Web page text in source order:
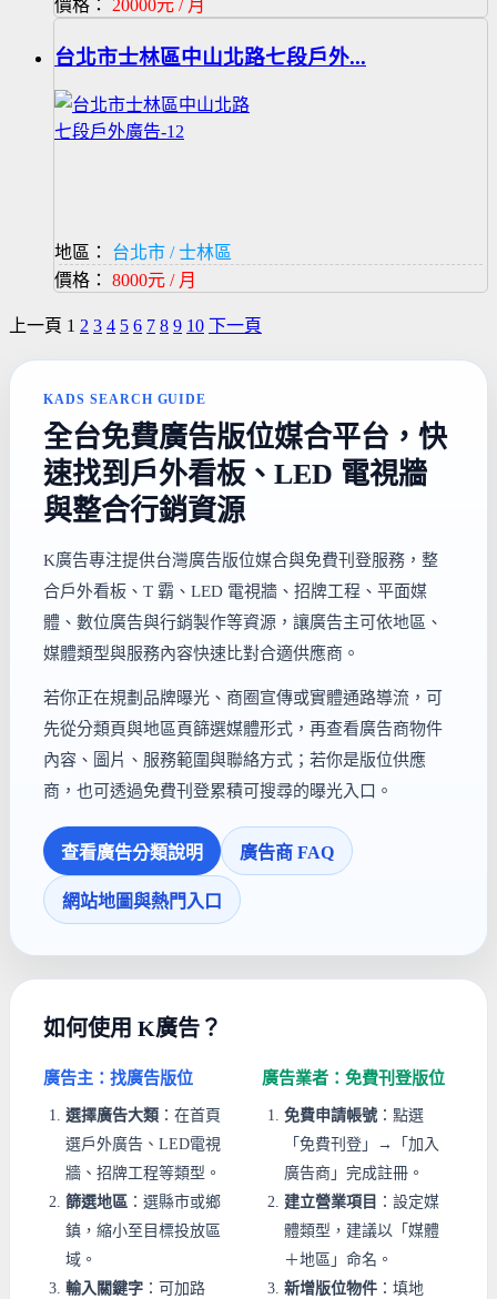
價格： 20000元 / 月
台北市士林區中山北路七段戶外...
地區：
台北市 / 士林區
價格： 8000元 / 月
上一頁 1 2 3 4 5 6 7 8 9 10 下一頁
KADS SEARCH GUIDE
全台免費廣告版位媒合平台，快
速找到戶外看板、LED 電視牆
與整合行銷資源
K廣告專注提供台灣廣告版位媒合與免費刊登服務，整
合戶外看板、T 霸、LED 電視牆、招牌工程、平面媒
體、數位廣告與行銷製作等資源，讓廣告主可依地區、
媒體類型與服務內容快速比對合適供應商。
若你正在規劃品牌曝光、商圈宣傳或實體通路導流，可
先從分類頁與地區頁篩選媒體形式，再查看廣告商物件
內容、圖片、服務範圍與聯絡方式；若你是版位供應
商，也可透過免費刊登累積可搜尋的曝光入口。
查看廣告分類說明 廣告商 FAQ
網站地圖與熱門入口
如何使用 K廣告？
廣告主：找廣告版位
選擇廣告大類 ：在首頁
選戶外廣告、LED電視
牆、招牌工程等類型。
篩選地區 ：選縣市或鄉
鎮，縮小至目標投放區
域。
輸入關鍵字 ：可加路
廣告業者：免費刊登版位
免費申請帳號 ：點選
「免費刊登」→「加入
廣告商」完成註冊。
建立營業項目 ：設定媒
體類型，建議以「媒體
＋地區」命名。
新增版位物件 ：填地